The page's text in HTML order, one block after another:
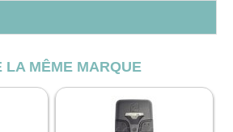
LA MÊME MARQUE